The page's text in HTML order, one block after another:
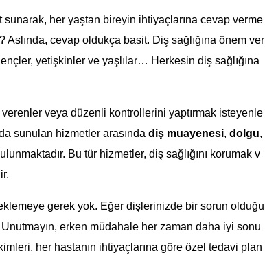
sunarak, her yaştan bireyin ihtiyaçlarına cevap verme
cevap oldukça basit. Diş sağlığına önem ver
yetişkinler ve yaşlılar… Herkesin diş sağlığına
veya düzenli kontrollerini yaptırmak isteyenle
sunulan hizmetler arasında diş muayenesi, dolgu,
Bu tür hizmetler, diş sağlığını korumak v
gerek yok. Eğer dişlerinizde bir sorun olduğu
erken müdahale her zaman daha iyi sonu
her hastanın ihtiyaçlarına göre özel tedavi plan